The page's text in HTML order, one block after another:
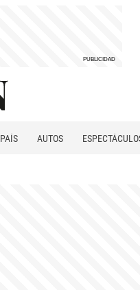
PAÍS AUTOS